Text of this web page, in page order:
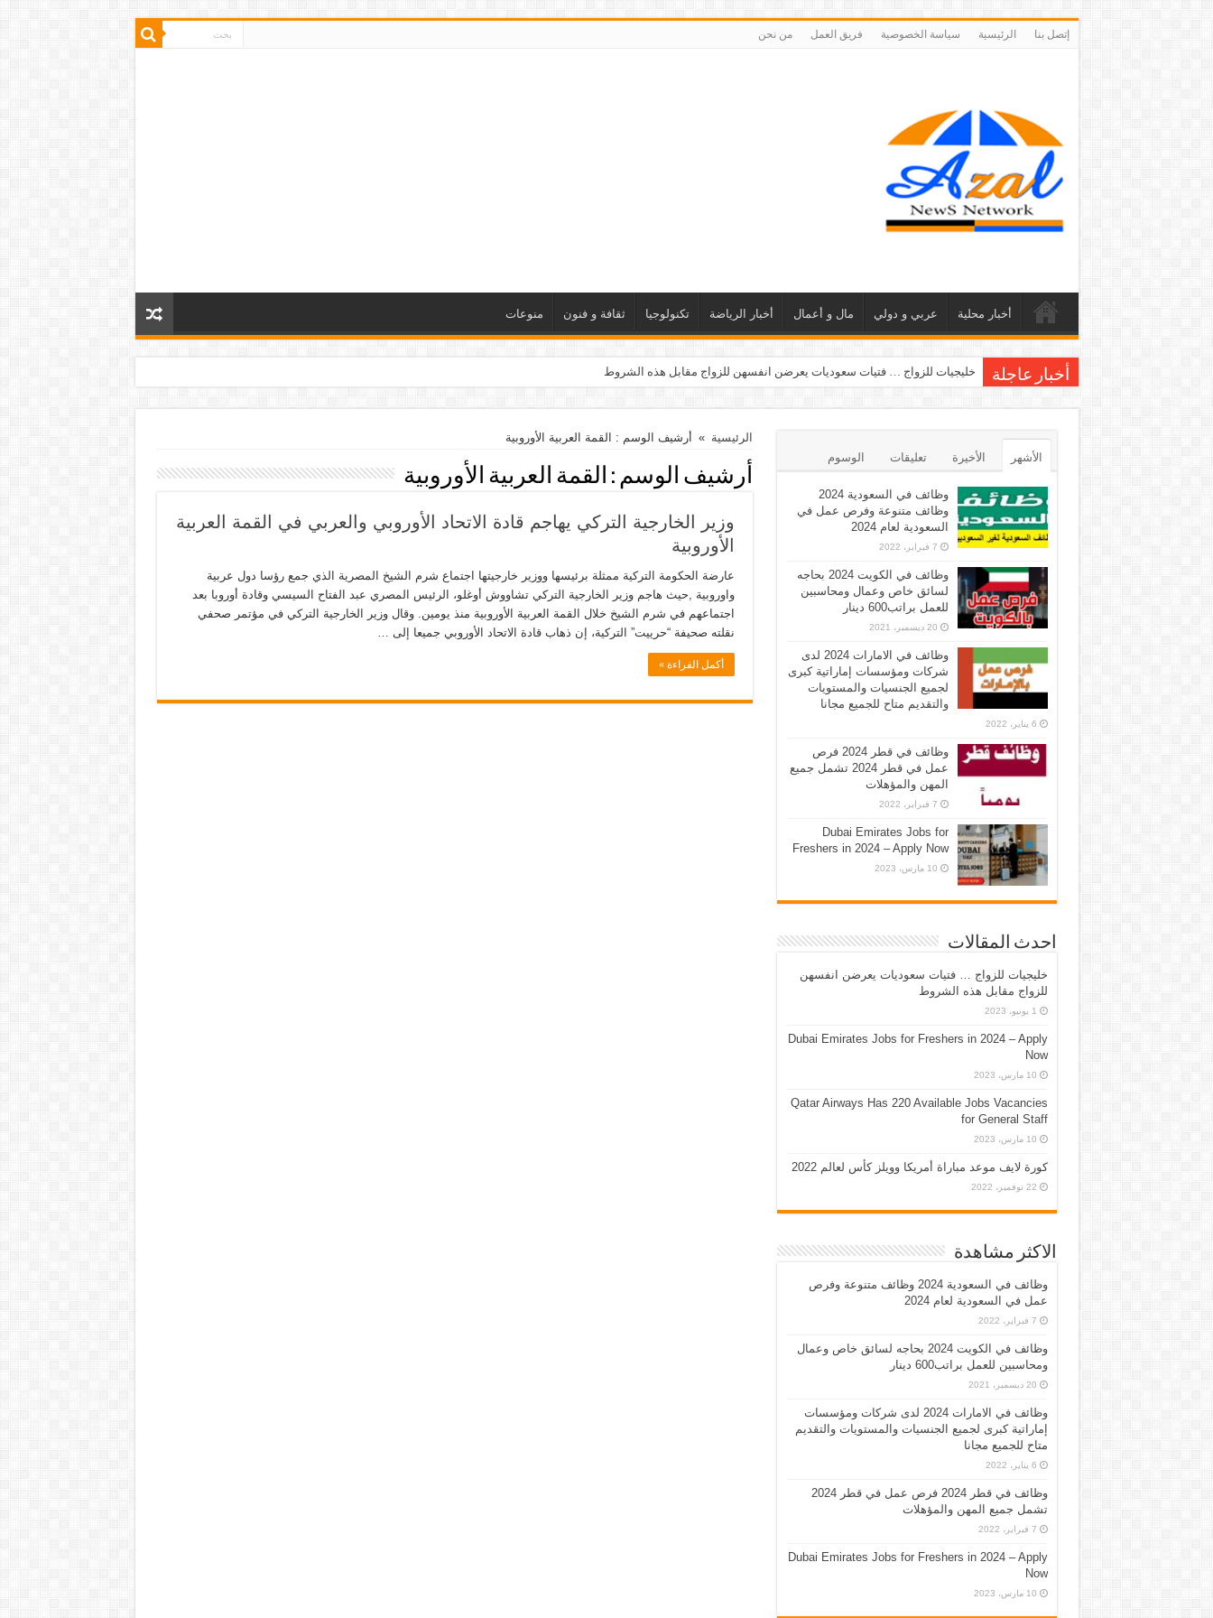
إتصل بنا الرئيسية سياسة الخصوصية فريق العمل من نحن
أخبار محلية عربي و دولي مال و أعمال أخبار الرياضة تكنولوجيا ثقافة و فنون منوعات
أخبار عاجلة خليجيات للزواج … فتيات سعوديات يعرضن انفسهن للزواج مقابل هذه الشروط
الرئيسية » أرشيف الوسم : القمة العربية الأوروبية
أرشيف الوسم : القمة العربية الأوروبية
وزير الخارجية التركي يهاجم قادة الاتحاد الأوروبي والعربي في القمة العربية
الأوروبية
عارضة الحكومة التركية ممثلة برئيسها ووزير خارجيتها اجتماع شرم الشيخ المصرية الذي جمع رؤسا دول عربية
واوروبية ,حيث هاجم وزير الخارجية التركي تشاووش أوغلو، الرئيس المصري عبد الفتاح السيسي وقادة أوروبا بعد
اجتماعهم في شرم الشيخ خلال القمة العربية الأوروبية منذ يومين. وقال وزير الخارجية التركي في مؤتمر صحفي
نقلته صحيفة “حرييت” التركية، إن ذهاب قادة الاتحاد الأوروبي جميعا إلى …
أكمل القراءة »
الأشهر الأخيرة تعليقات الوسوم
وظائف في السعودية 2024
وظائف متنوعة وفرص عمل في
السعودية لعام 2024
7 فبراير، 2022
وظائف في الكويت 2024 بحاجه
لسائق خاص وعمال ومحاسبين
للعمل براتب600 دينار
20 ديسمبر، 2021
وظائف في الامارات 2024 لدى
شركات ومؤسسات إماراتية كبرى
لجميع الجنسيات والمستويات
والتقديم متاح للجميع مجانا
6 يناير، 2022
وظائف في قطر 2024 فرص
عمل في قطر 2024 تشمل جميع
المهن والمؤهلات
7 فبراير، 2022
Dubai Emirates Jobs for
Freshers in 2024 – Apply Now
10 مارس، 2023
احدث المقالات
خليجيات للزواج … فتيات سعوديات يعرضن انفسهن
للزواج مقابل هذه الشروط
1 يونيو، 2023
Dubai Emirates Jobs for Freshers in 2024 – Apply
Now
10 مارس، 2023
Qatar Airways Has 220 Available Jobs Vacancies
for General Staff
10 مارس، 2023
كورة لايف موعد مباراة أمريكا وويلز كأس لعالم 2022
22 نوفمبر، 2022
الاكثر مشاهدة
وظائف في السعودية 2024 وظائف متنوعة وفرص
عمل في السعودية لعام 2024
7 فبراير، 2022
وظائف في الكويت 2024 بحاجه لسائق خاص وعمال
ومحاسبين للعمل براتب600 دينار
20 ديسمبر، 2021
وظائف في الامارات 2024 لدى شركات ومؤسسات
إماراتية كبرى لجميع الجنسيات والمستويات والتقديم
متاح للجميع مجانا
6 يناير، 2022
وظائف في قطر 2024 فرص عمل في قطر 2024
تشمل جميع المهن والمؤهلات
7 فبراير، 2022
Dubai Emirates Jobs for Freshers in 2024 – Apply
Now
10 مارس، 2023